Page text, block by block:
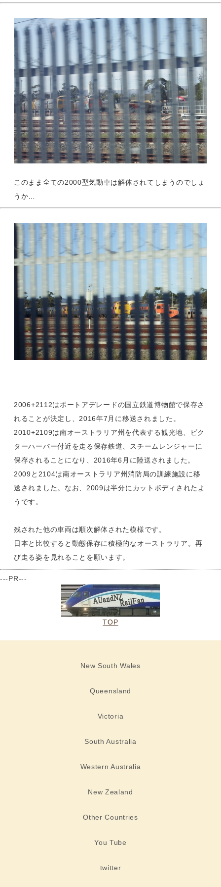
このまま全ての2000型気動車は解体されてしまうのでしょ
うか…
2006+2112はポートアデレードの国立鉄道博物館で保存さ
れることが決定し、2016年7月に移送されました。
2010+2109は南オーストラリア州を代表する観光地、ビク
ターハーバー付近を走る保存鉄道、スチームレンジャーに
保存されることになり、2016年6月に陸送されました。
2009と2104は南オーストラリア州消防局の訓練施設に移
送されました。なお、2009は半分にカットボディされたよ
うです。
残された他の車両は順次解体された模様です。
日本と比較すると動態保存に積極的なオーストラリア。再
び走る姿を見れることを願います。
---PR---
TOP
New South Wales
Queensland
Victoria
South Australia
Western Australia
New Zealand
Other Countries
You Tube
twitter